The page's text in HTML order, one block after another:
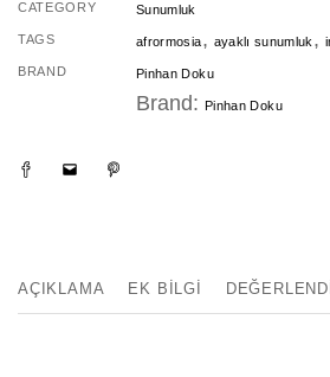
CATEGORY Sunumluk
TAGS afrormosia, ayaklı sunumluk ,
BRAND Pinhan Doku
Brand: Pinhan Doku
AÇIKLAMA EK BILGI